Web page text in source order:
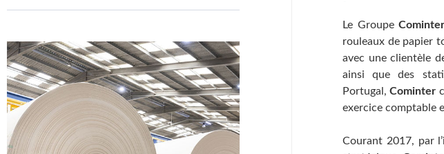
Le GroupeCominter
rouleaux de papier
avec une clientèle
ainsi que des
Portugal,Cominter
exercice comptable
Courant 2017, par